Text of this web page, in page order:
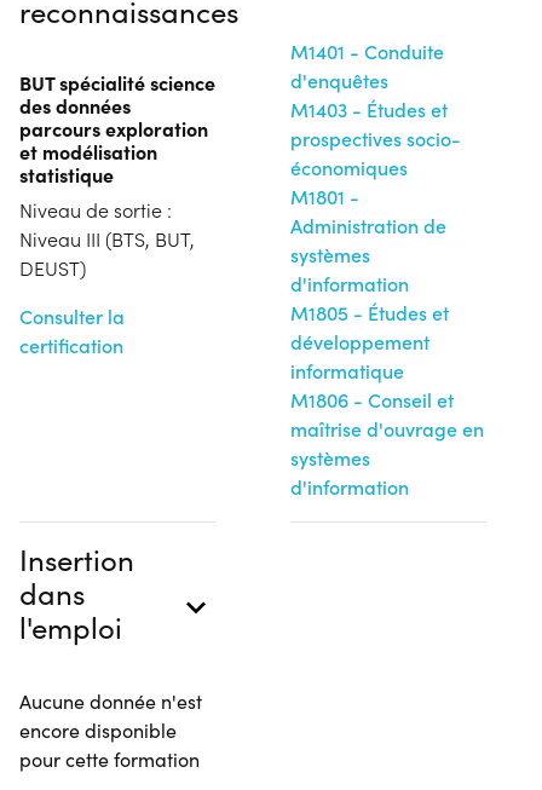
reconnaissances
BUT spécialité science
des données
parcours exploration
et modélisation
statistique
Niveau de sortie :
Niveau III (BTS, BUT,
DEUST)
Consulter la
certification
M1401 - Conduite
d'enquêtes
M1403 - Études et
prospectives socio-
économiques
M1801 -
Administration de
systèmes
d'information
M1805 - Études et
développement
informatique
M1806 - Conseil et
maîtrise d'ouvrage en
systèmes
d'information
Insertion
dans
l'emploi
Aucune donnée n'est
encore disponible
pour cette formation